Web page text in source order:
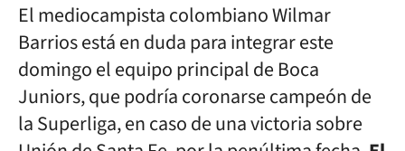
El mediocampista colombiano Wilmar
Barrios está en duda para integrar este
domingo el equipo principal de Boca
Juniors, que podría coronarse campeón de
la Superliga, en caso de una victoria sobre